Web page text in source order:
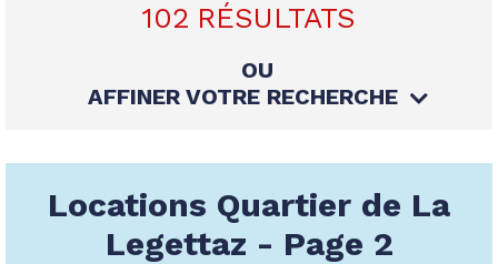
OU
AFFINER VOTRE RECHERCHE
102 RÉSULTATS
Locations Quartier de La
Legettaz - Page 2